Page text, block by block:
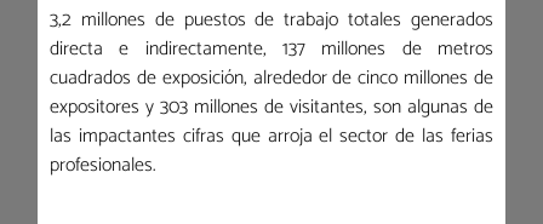
3,2 millones de puestos de trabajo totales generados
directa e indirectamente, 137 millones de metros
cuadrados de exposición, alrededor de cinco millones de
expositores y 303 millones de visitantes, son algunas de
las impactantes cifras que arroja el sector de las ferias
profesionales.